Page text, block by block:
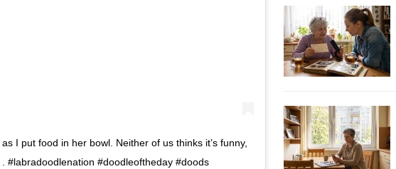
I put food in her bowl. Neither of us thinks it’s funny,
#labradoodlenation #doodleoftheday #doods